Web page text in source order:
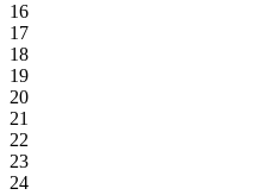
16
17
18
19
20
21
22
23
24